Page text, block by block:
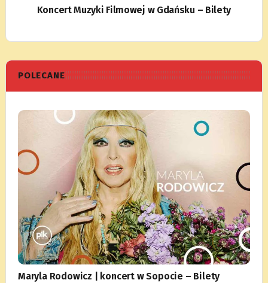
Koncert Muzyki Filmowej w Gdańsku – Bilety
POLECANE
Maryla Rodowicz | koncert w Sopocie – Bilety